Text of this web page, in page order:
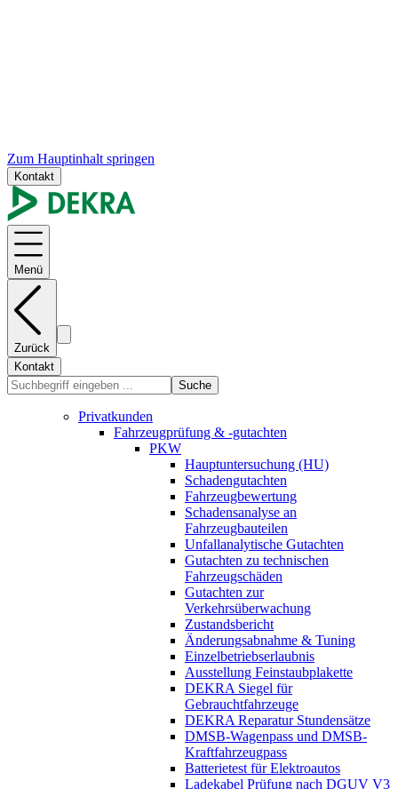
Zum Hauptinhalt springen
Kontakt
Menü
Zurück
Kontakt
Suche
Privatkunden
Fahrzeugprüfung & -gutachten
PKW
Hauptuntersuchung (HU)
Schadengutachten
Fahrzeugbewertung
Schadensanalyse an
Fahrzeugbauteilen
Unfallanalytische Gutachten
Gutachten zu technischen
Fahrzeugschäden
Gutachten zur
Verkehrsüberwachung
Zustandsbericht
Änderungsabnahme & Tuning
Einzelbetriebserlaubnis
Ausstellung Feinstaubplakette
DEKRA Siegel für
Gebrauchtfahrzeuge
DEKRA Reparatur Stundensätze
DMSB-Wagenpass und DMSB-
Kraftfahrzeugpass
Batterietest für Elektroautos
Ladekabel Prüfung nach DGUV V3